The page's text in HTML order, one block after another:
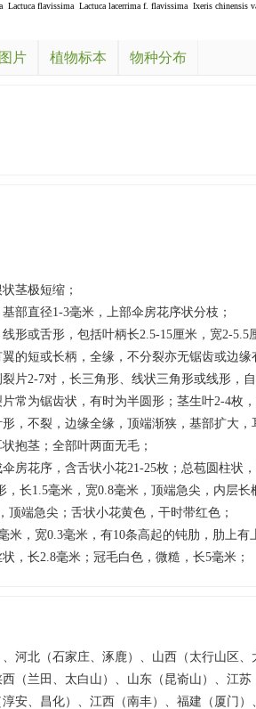
Lactuca flavissima Lactuca lacerrima f. flavissima Ixeris chinensis
片 植物标本 物种分布
茎极短缩；
部直径1-3毫米，上部伞房花序状分枝；
形或舌形，包括叶柄长2.5-15厘米，宽2-5.5
的短或长柄，全缘，不分裂亦无锯齿或边缘
片2-7对，长三角形、线状三角形或线形，
常为锯齿状，有时为半圆形；茎生叶2-4枚
，不裂，边缘全缘，顶端渐狭，基部扩大，
抱茎；全部叶两面无毛；
房花序，含舌状小花21-25枚；总苞圆柱状
，长1.5毫米，宽0.8毫米，顶端急尖，内层长
顶端急尖；舌状小花黄色，干时带红色；
米，宽0.3毫米，有10条高起的钝肋，肋上有
，长2.8毫米；冠毛白色，微糙，长5毫米；
河北（石家庄、涿鹿）、山西（太行山区、
（兰田、太白山）、山东（昆嵛山）、江苏
安、昌化）、江西（南丰）、福建（厦门）